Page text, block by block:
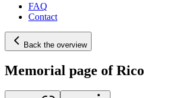
FAQ
Contact
Back the overview
Memorial page of Rico